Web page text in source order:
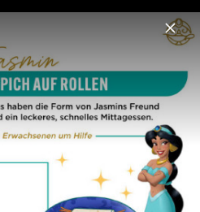
Menu
Fotos
& Bastelideen